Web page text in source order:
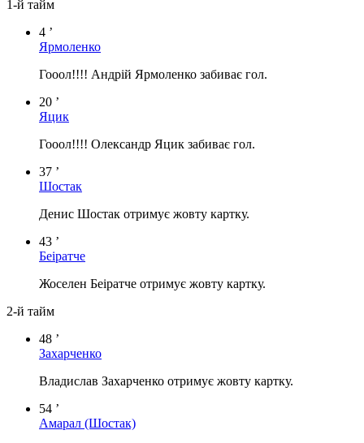
1-й тайм
4 ’
Ярмоленко
Гооол!!!! Андрій Ярмоленко забиває гол.
20 ’
Яцик
Гооол!!!! Олександр Яцик забиває гол.
37 ’
Шостак
Денис Шостак отримує жовту картку.
43 ’
Беіратче
Жоселен Беіратче отримує жовту картку.
2-й тайм
48 ’
Захарченко
Владислав Захарченко отримує жовту картку.
54 ’
Амарал (Шостак)